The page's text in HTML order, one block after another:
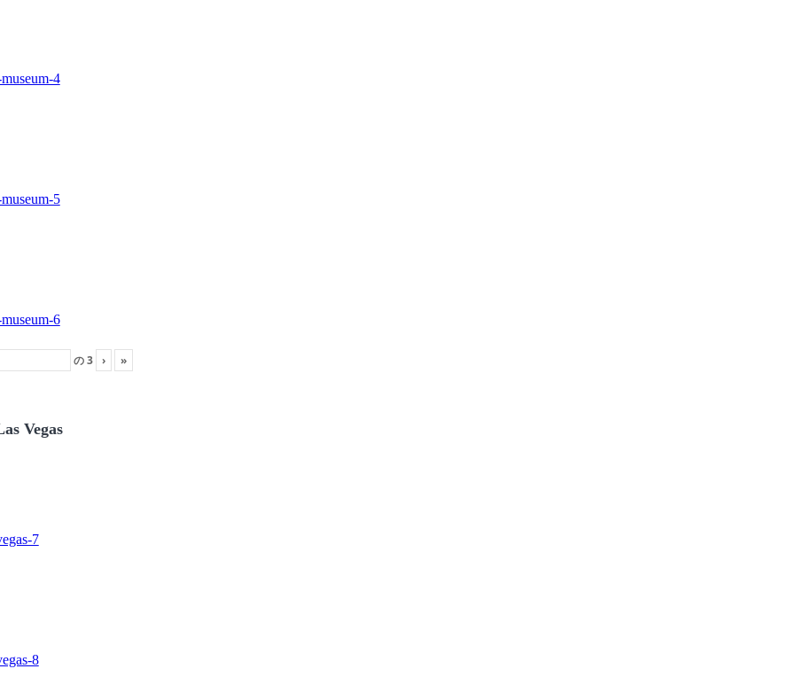
の3 › »
Vegas